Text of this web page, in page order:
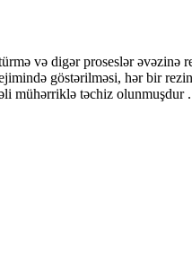
və digər proseslər əvəzinə
göstərilməsi, hər bir
mühərriklə təchiz olunmuşdur